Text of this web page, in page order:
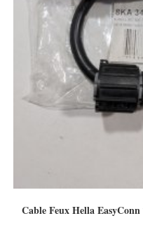
Cable Feux Hella